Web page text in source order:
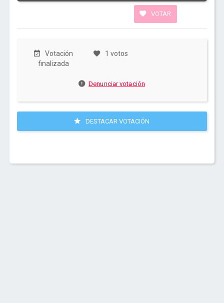
VOTAR
Votación
finalizada
1 votos
Denunciar votación
DESTACAR VOTACIÓN